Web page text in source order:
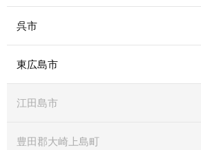
呉市
東広島市
江田島市
豊田郡大崎上島町